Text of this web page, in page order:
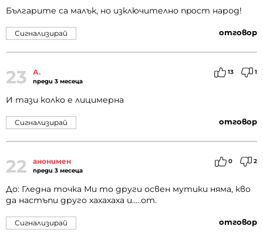
Българите са малък, но изключително npocm народ!
отговор
Сигнализирай
23 А.
преди 3 месеца
13 1
И тази колко е лицимерна
отговор
Сигнализирай
22 анонимен
преди 3 месеца
0 2
До: Гледна точка Ми то други освен мутики няма, кво
да настъпи друго хахахаха и.....от.
отговор
Сигнализирай